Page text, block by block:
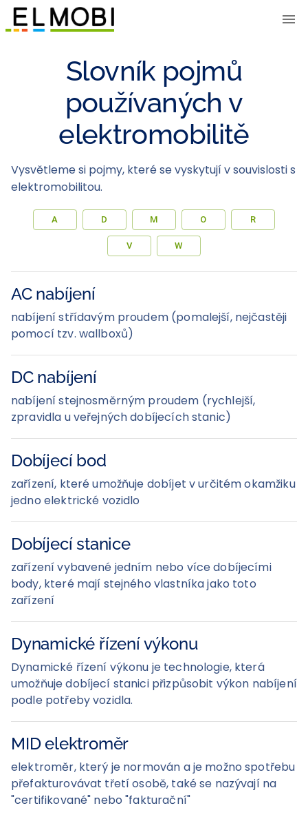
Slovník pojmů
používaných v
elektromobilitě
Vysvětleme si pojmy, které se vyskytují v souvislosti s
elektromobilitou.
A D M O R
V W
AC nabíjení
nabíjení střídavým proudem (pomalejší, nejčastěji
pomocí tzv. wallboxů)
DC nabíjení
nabíjení stejnosměrným proudem (rychlejší,
zpravidla u veřejných dobíjecích stanic)
Dobíjecí bod
zařízení, které umožňuje dobíjet v určitém okamžiku
jedno elektrické vozidlo
Dobíjecí stanice
zařízení vybavené jedním nebo více dobíjecími
body, které mají stejného vlastníka jako toto
zařízení
Dynamické řízení výkonu
Dynamické řízení výkonu je technologie, která
umožňuje dobíjecí stanici přizpůsobit výkon nabíjení
podle potřeby vozidla.
MID elektroměr
elektroměr, který je normován a je možno spotřebu
přefakturovávat třetí osobě, také se nazývají na
"certifikované" nebo "fakturační"